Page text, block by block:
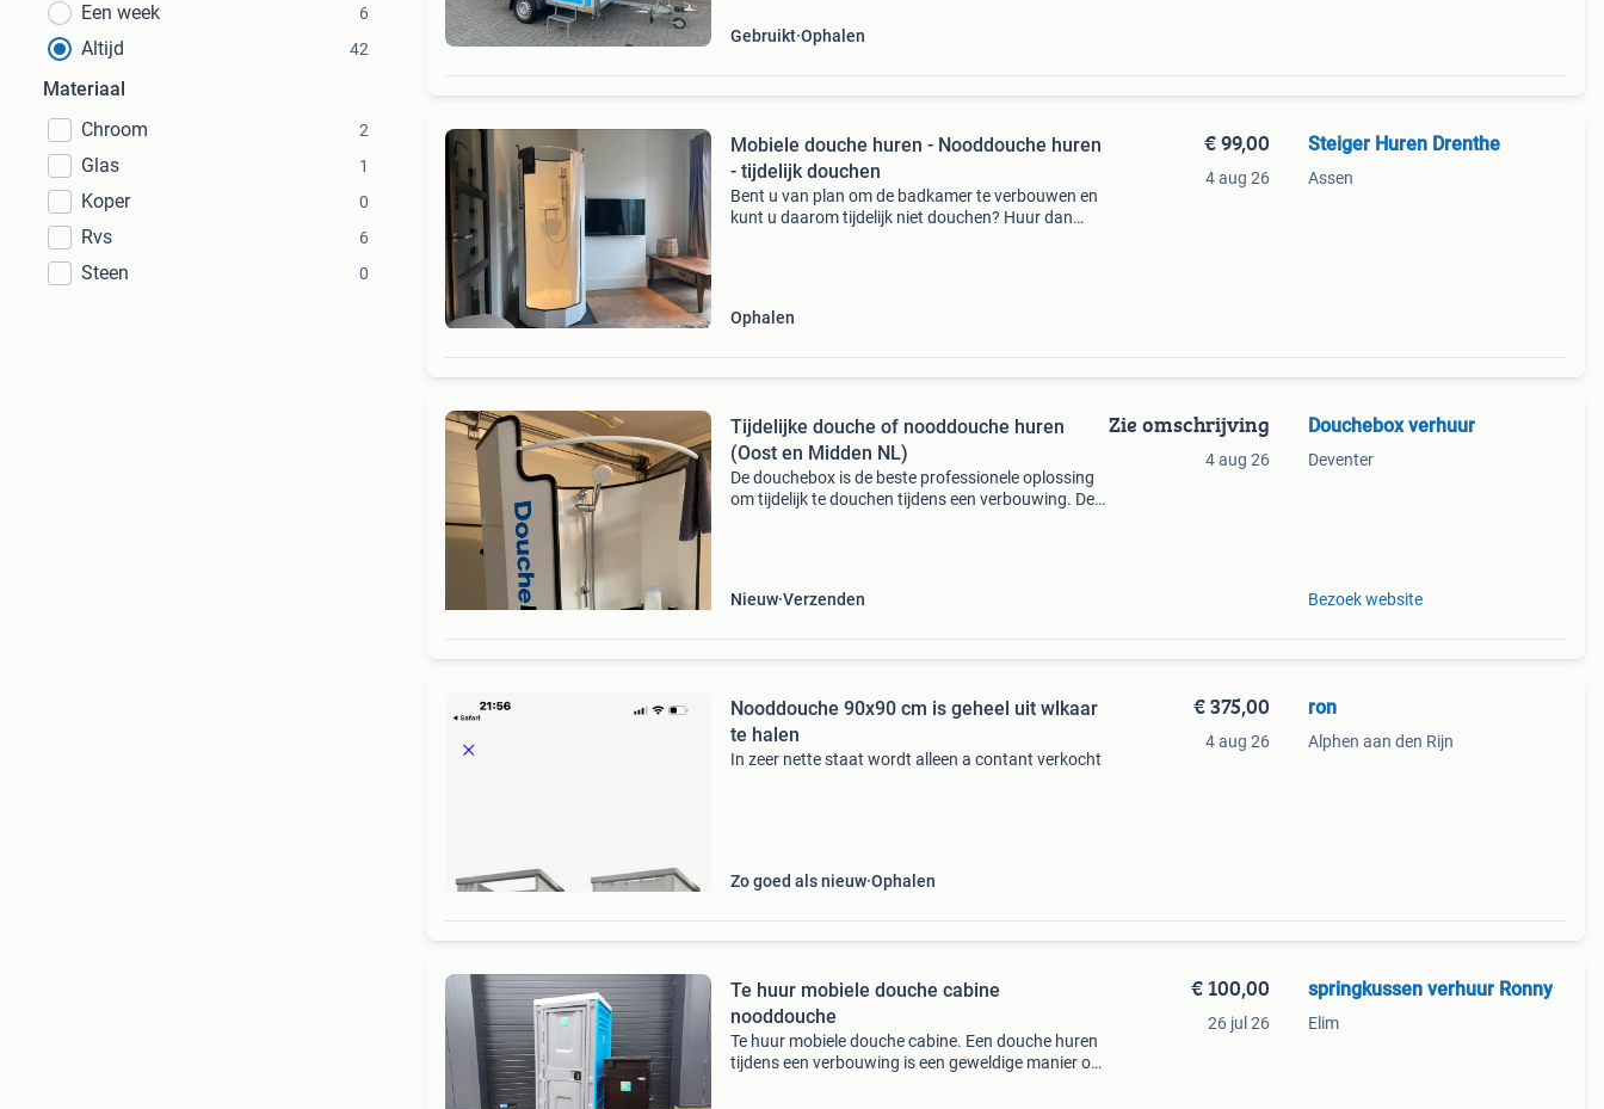
Een week 6
Altijd 42
Materiaal
Chroom
2
Glas 1
Koper 0
Rvs 6
Steen 0
Gebruikt Ophalen
Mobiele douche huren - Nooddouche huren
- tijdelijk douchen
Bent u van plan om de badkamer te verbouwen en
kunt u daarom tijdelijk niet douchen? Huur dan
Ophalen
€ 99,00
4 aug 26
Steiger Huren Drenthe
Assen
Tijdelijke douche of nooddouche huren
(Oost en Midden NL)
De douchebox is de beste professionele oplossing
om tijdelijk te douchen tijdens een verbouwing. De
Nieuw Verzenden
Zie omschrijving
4 aug 26
Douchebox verhuur
Deventer
Bezoek website
Nooddouche 90x90 cm is geheel uit wlkaar
te halen
In zeer nette staat wordt alleen a contant verkocht
Zo goed als nieuw Ophalen
€ 375,00
4 aug 26
ron
Alphen aan den Rijn
Te huur mobiele douche cabine
nooddouche
Te huur mobiele douche cabine. Een douche huren
tijdens een verbouwing is een geweldige manier om
€ 100,00
26 jul 26
springkussen verhuur Ronny
Elim